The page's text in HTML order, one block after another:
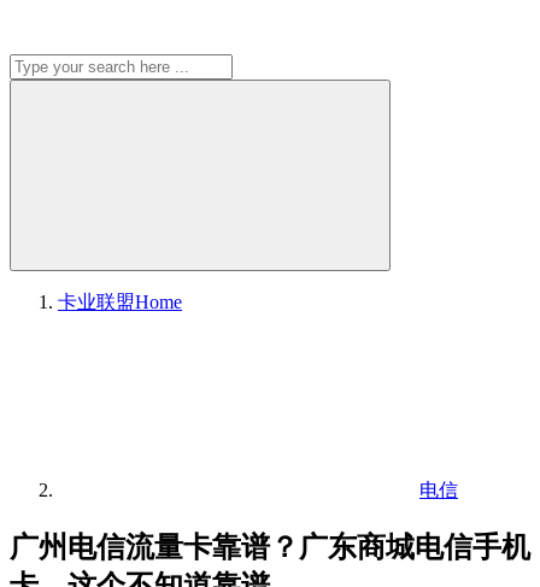
卡业联盟Home
电信
广州电信流量卡靠谱？广东商城电信手机